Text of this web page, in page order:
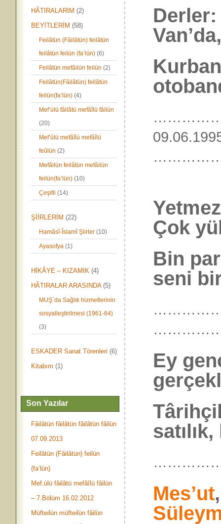
HÂTIRALARIM (2)
BEYİTLERİM (58)
Feilâtün (Fâilâtün) feilâtün
feilâtün feilün (fa’lün) (6)
Feilâtün mefâilün feilün (2)
Feilâtün(Fâilâtün) feilâtün
feilün(fa’lün) (4)
Mef’ùlü fâilâtü mefâîlü fâilün
(20)
Mef’ûlü mefâîlü mefâîlü
feûlün (2)
Mefâilün feilâtün mefâilün
feilün(fa’lün) (10)
Çeşitli (14)
ŞİİRLERİM (22)
Hamâsî-Îslamî Şiirler (10)
Ayasofya (1)
HİKÂYE – KIZAMIK (4)
HÂTIRALAR ARASINDA(5)
MUŞ`da Sağlık hizmetlerinin
sosyalleştirilmesi (1961-64)
(3)
ESKADER Sanat Törenleri (6)
Kitabım (1)
Son Yazılar
Fâilâtün fâilâtün fâilâtün fâilün
07.09.2013
Feilâtün (Fâilâtün) feilün
(fa’lün)
Mef,ùlü fâilâtü mefâîlü fâilün
– 7.Bölüm 16.02.2012
Müfteilün müfteilün fâilün
Çok
Bin
seni
Ey
Mes’ut